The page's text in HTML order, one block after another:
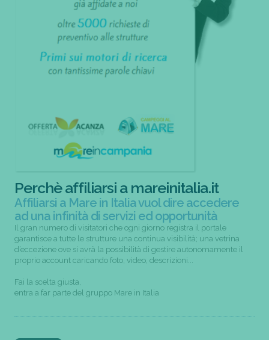
Perchè affiliarsi a mareinitalia.it
Affiliarsi a Mare in Italia vuol dire accedere
ad una infinità di servizi ed opportunità
Il gran numero di visitatori che ogni giorno registra il portale
garantisce a tutte le strutture una continua visibilità; una vetrina
d’eccezione ove si avrà la possibilità di gestire autonomamente il
proprio account caricando foto, video, descrizioni...
Fai la scelta giusta,
entra a far parte del gruppo Mare in Italia